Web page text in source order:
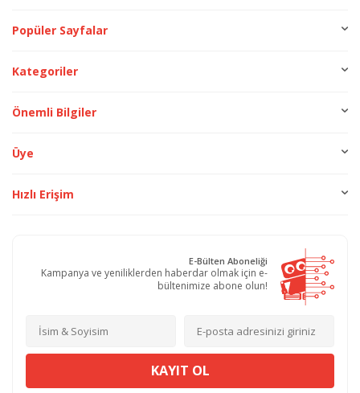
Popüler Sayfalar
Kategoriler
Önemli Bilgiler
Üye
Hızlı Erişim
E-Bülten Aboneliği
Kampanya ve yeniliklerden haberdar olmak için e-
bültenimize abone olun!
KAYIT OL